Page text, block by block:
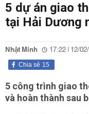
5 dự án giao
tại Hải Dương
Nhật Minh 17:22 | 12/
15
Chia sẻ
5 công trình giao
và hoàn thành sau